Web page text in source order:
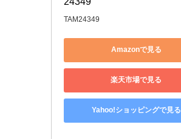
TAM24349
Amazonで見る
楽天市場で見る
Yahoo!ショッピングで見る